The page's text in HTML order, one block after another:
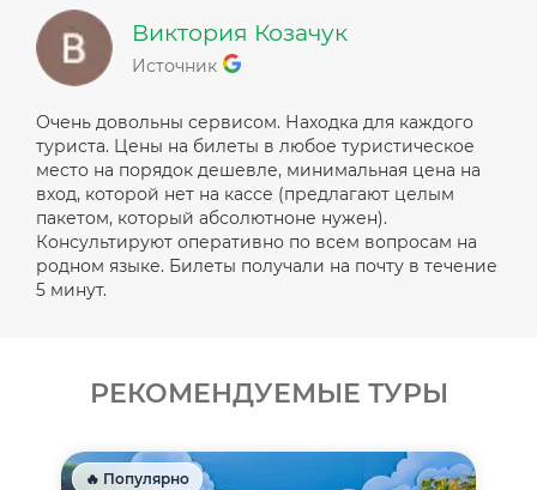
Виктория Козачук
Источник
Очень довольны сервисом. Находка для каждого
туриста. Цены на билеты в любое туристическое
место на порядок дешевле, минимальная цена на
вход, которой нет на кассе (предлагают целым
пакетом, который абсолютноне нужен).
Консультируют оперативно по всем вопросам на
родном языке. Билеты получали на почту в течение
5 минут.
РЕКОМЕНДУЕМЫЕ ТУРЫ
🔥 Популярно